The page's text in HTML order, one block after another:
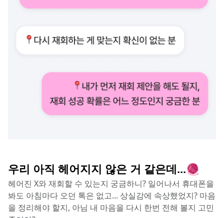
우리 아직 헤어지지 않은 거 같은데...🧶
헤어진 X와 재회할 수 있는지 궁금하니? 일어나서 휴대폰을
봐도 아침마다 오던 톡은 없고... 상실감에 속상했었지? 마음
을 정리해야 할지, 아님 내 마음을 다시 한번 전해 볼지 고민